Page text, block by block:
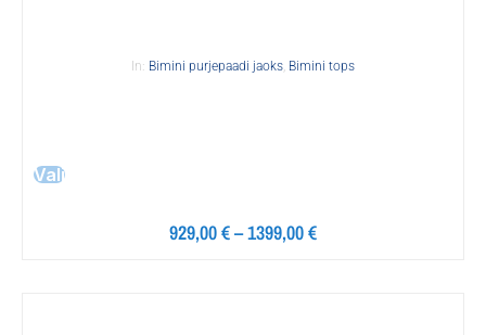
In: Bimini purjepaadi jaoks Bimini tops
Vali
929,00€–1399,00€